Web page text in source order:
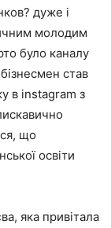
дуже і
молодим
було каналу
став
в instagram з
що
освіти
яка привітала